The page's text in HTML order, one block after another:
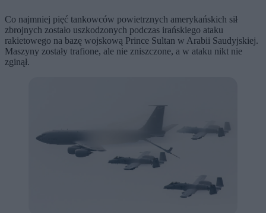
Co najmniej pięć tankowców powietrznych amerykańskich sił
zbrojnych zostało uszkodzonych podczas irańskiego ataku
rakietowego na bazę wojskową Prince Sultan w Arabii Saudyjskiej.
Maszyny zostały trafione, ale nie zniszczone, a w ataku nikt nie
zginął.